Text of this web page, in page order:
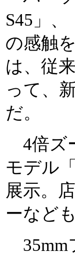
S45」
の感触
は、従
って、
だ。
4倍ズ
モデル
展示。
ーなど
35mm